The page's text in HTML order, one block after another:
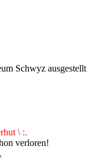
Schwyz ausgestellt
\ :.
verloren!